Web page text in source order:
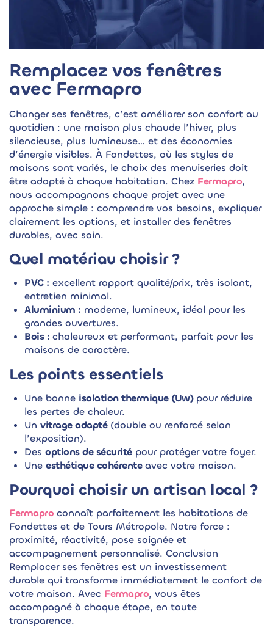
Remplacez vos fenêtres
avec Fermapro
Changer ses fenêtres, c’est améliorer son confort au
quotidien : une maison plus chaude l’hiver, plus
silencieuse, plus lumineuse… et des économies
d’énergie visibles. À Fondettes, où les styles de
maisons sont variés, le choix des menuiseries doit
être adapté à chaque habitation. Chez Fermapro,
nous accompagnons chaque projet avec une
approche simple : comprendre vos besoins, expliquer
clairement les options, et installer des fenêtres
durables, avec soin.
Quel matériau choisir ?
PVC : excellent rapport qualité/prix, très isolant,
entretien minimal.
Aluminium : moderne, lumineux, idéal pour les
grandes ouvertures.
Bois : chaleureux et performant, parfait pour les
maisons de caractère.
Les points essentiels
Une bonne isolation thermique (Uw)pour réduire
les pertes de chaleur.
Un vitrage adapté(double ou renforcé selon
l’exposition).
Des options de sécuritépour protéger votre foyer.
Une esthétique cohérenteavec votre maison.
Pourquoi choisir un artisan local ?
Fermapro connaît parfaitement les habitations de
Fondettes et de Tours Métropole. Notre force :
proximité, réactivité, pose soignée et
accompagnement personnalisé. Conclusion
Remplacer ses fenêtres est un investissement
durable qui transforme immédiatement le confort de
votre maison. Avec Fermapro, vous êtes
accompagné à chaque étape, en toute
transparence.